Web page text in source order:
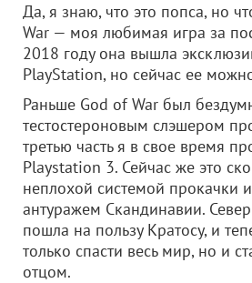
Да, я знаю, что это попса, но
War — моя любимая игра за
2018 году она вышла
PlayStation, но сейчас ее
Раньше God of War был
тестостероновым слэшером
третью часть я в свое время
Playstation 3. Сейчас же это
неплохой системой прокачки
антуражем Скандинавии.
пошла на пользу Кратосу, и
только спасти весь мир, но и
отцом.